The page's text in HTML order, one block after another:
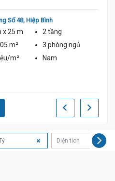
Số 48, Hiệp Bình
x 25 m
2 tầng
m² 3 phòng ngủ
m²
Nam
Diện tích